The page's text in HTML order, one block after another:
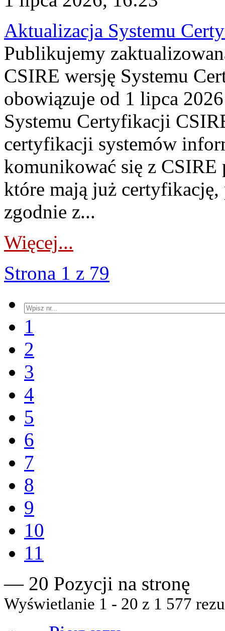
Aktualizacja Systemu
Publikujemy
CSIRE wersję Systemu
obowiązuje od 1 lipca
Systemu Certyfikacji
certyfikacji systemów
komunikować się z
które mają już
zgodnie z...
Więcej...
Strona 1 z 79
1
2
3
4
5
6
7
8
9
10
11
— 20 Pozycji na stronę
Wyświetlanie 1 - 20 z 1 577